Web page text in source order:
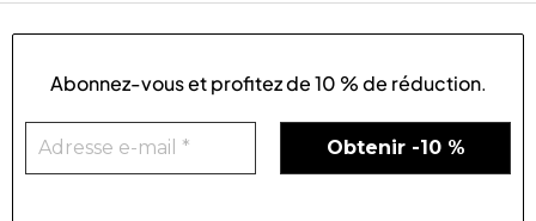
Abonnez-vous et profitez de10 % de réduction.